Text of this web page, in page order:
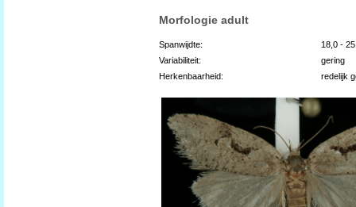
Morfologie adult
Spanwijdte:
18,0 -
Variabiliteit:
gering
Herkenbaarheid:
redelijk